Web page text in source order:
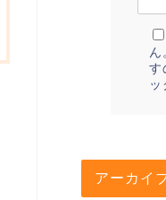
ん
す
ッ
アーカイ